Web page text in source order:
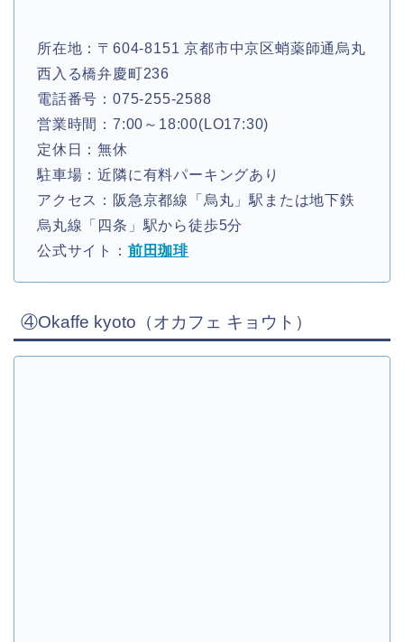
所在地：〒604-8151 京都市中京区蛸薬師通烏丸
西入る橋弁慶町236
電話番号：075-255-2588
営業時間：7:00～18:00(LO17:30)
定休日：無休
駐車場：近隣に有料パーキングあり
アクセス：阪急京都線「烏丸」駅または地下鉄
烏丸線「四条」駅から徒歩5分
公式サイト： 前田珈琲
④Okaffe kyoto（オカフェ キョウト）